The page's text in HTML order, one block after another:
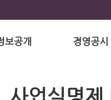
보공개 경영공시